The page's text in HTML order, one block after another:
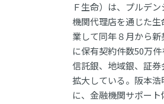
Ｆ生命）は、プルデ
機関代理店を通じた
業して同年８月から
に保有契約件数50万
信託銀、地域銀、証
拡大している。阪本
に、金融機関サポート